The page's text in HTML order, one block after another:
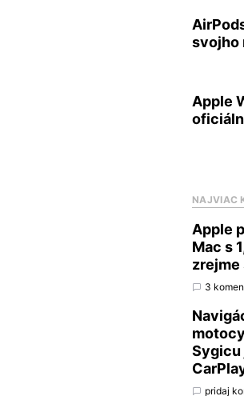
svojho
Apple
NAJVIAC
Apple
Mac s
zrejme
3
Sygicu
pridaj